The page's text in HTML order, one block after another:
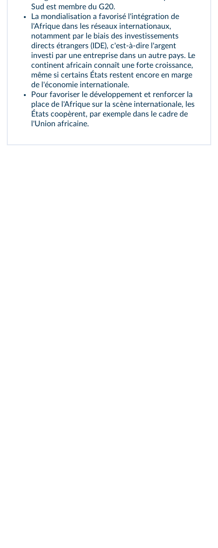
Sud est membre du G20.
La mondialisation a favorisé l'intégration de
l'Afrique dans les réseaux internationaux,
notamment par le biais des investissements
directs étrangers (IDE), c'est‑à‑dire l'argent
investi par une entreprise dans un autre pays. Le
continent africain connaît une forte croissance,
même si certains États restent encore en marge
de l'économie internationale.
Pour favoriser le développement et renforcer la
place de l'Afrique sur la scène internationale, les
États coopèrent, par exemple dans le cadre de
l'Union africaine.